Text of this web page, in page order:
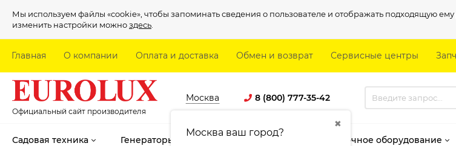
Мы используем файлы «cookie», чтобы запоминать сведения о пользователе и отображать подходящую
изменить настройки можноздесь
Главная О компании Оплата и доставка Обмен и возврат Сервисные центры
Официальный сайт производителя
Москва
✖
Москва ваш город?
8 (800) 777-35-42
Садовая техника Генераторы Электроинструмент Сварочное оборудование